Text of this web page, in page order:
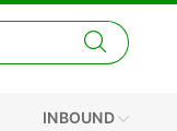
INBOUND